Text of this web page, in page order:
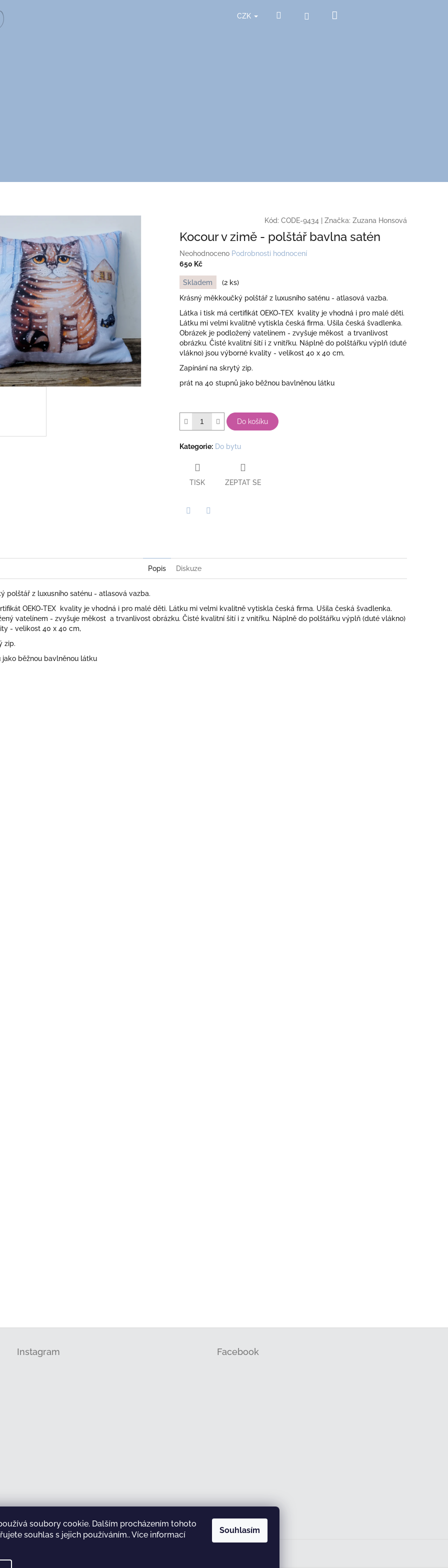
soubory cookie. Dalším procházením tohoto
souhlas s jejich používáním.. Více informací
Souhlasím
CZK Hledat Přihlášení
Kód: CODE-9434 Značka: Zuzana Honsová
Kocour v zimě - polštář bavlna satén
Průměrné
hodnocení
je
0,0
z
5
hvězdiček.
Neohodnoceno Podrobnosti hodnocení
650 Kč
Měrná
cena:
Skladem
(2 ks)
Krásný měkkoučký polštář z luxusního saténu - atlasová vazba.
Látka i tisk má certifikát OEKO-TEX kvality je vhodná i pro malé děti.
Látku mi velmi kvalitně vytiskla česká firma. Ušila česká švadlenka.
Obrázek je podložený vatelínem - zvyšuje měkost a trvanlivost
obrázku. Čisté kvalitní šití i z vnitřku. Náplně do polštářku výplň (duté
vlákno) jsou výborné kvality - velikost 40 x 40 cm,
Zapínání na skrytý zip.
prát na 40 stupnů jako běžnou bavlněnou látku
Do košíku
Kategorie: Do bytu
TISK ZEPTAT SE
Popis Diskuze
polštář z luxusního saténu - atlasová vazba.
OEKO-TEX kvality je vhodná i pro malé děti. Látku mi velmi kvalitně vytiskla česká firma. Ušila česká švadlenka.
vatelínem - zvyšuje měkost a trvanlivost obrázku. Čisté kvalitní šití i z vnitřku. Náplně do polštářku výplň (duté vlákno)
- velikost 40 x 40 cm,
zip.
běžnou bavlněnou látku
Instagram
Sledovat na Instagramu
Facebook